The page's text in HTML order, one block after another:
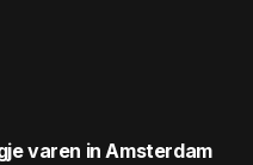
varen in Amsterdam